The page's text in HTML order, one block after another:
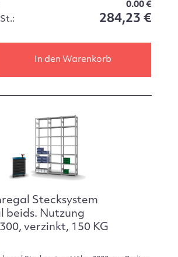
0.00 €
284,23 €
In den Warenkorb
Stecksystem
beids. Nutzung
verzinkt, 150 KG